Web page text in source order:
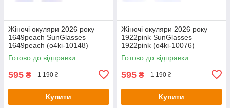
Жіночі окуляри 2026 року
1649peach SunGlasses
1649peach (o4ki-10148)
Готово до відправки
595 ₴ 1 190 ₴
Купити
Жіночі окуляри 2026 року
1922pink SunGlasses
1922pink (o4ki-10076)
Готово до відправки
595 ₴ 1 190 ₴
Купити